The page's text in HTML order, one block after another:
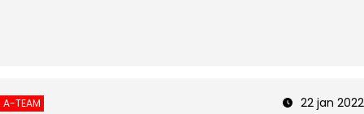
A-TEAM 22 jan 2022